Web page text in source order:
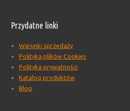
Przydatne linki
Warunki sprzedaży
Polityka plików Cookies
Polityka prywatności
Katalog produktów
Blog